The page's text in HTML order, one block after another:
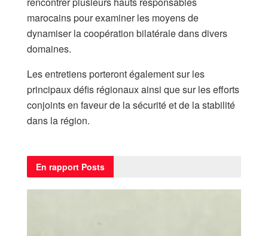
marocains pour examiner les moyens de
dynamiser la coopération bilatérale dans divers
domaines.
Les entretiens porteront également sur les
principaux défis régionaux ainsi que sur les efforts
conjoints en faveur de la sécurité et de la stabilité
dans la région.
En rapport Posts